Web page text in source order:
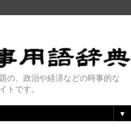
の、政治や経済などの時事的な
トです。
▼